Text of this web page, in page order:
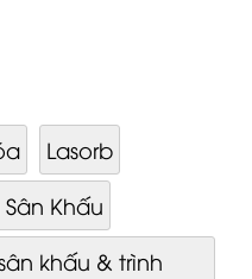
Lasorb
Khấu
khấu & trình